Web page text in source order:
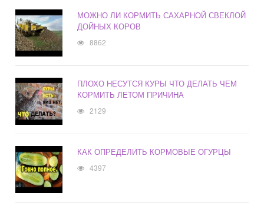
МОЖНО ЛИ КОРМИТЬ САХАРНОЙ СВЕКЛОЙ
ДОЙНЫХ КОРОВ
8862
ПЛОХО НЕСУТСЯ КУРЫ ЧТО ДЕЛАТЬ ЧЕМ
КОРМИТЬ ЛЕТОМ ПРИЧИНА
2129
КАК ОПРЕДЕЛИТЬ КОРМОВЫЕ ОГУРЦЫ
4397